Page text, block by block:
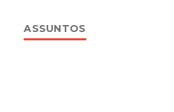
ASSUNTOS